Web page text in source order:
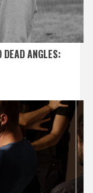
ANGLES: